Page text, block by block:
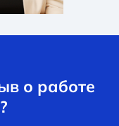
о работе